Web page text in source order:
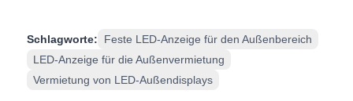
Schlagworte:
Feste LED-Anzeige für den Außenbereich
LED-Anzeige für die Außenvermietung
Vermietung von LED-Außendisplays